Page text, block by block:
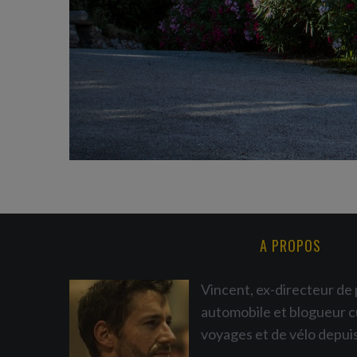
A PROPOS
Vincent, ex-directeur de
automobile et blogueur
voyages et de vélo